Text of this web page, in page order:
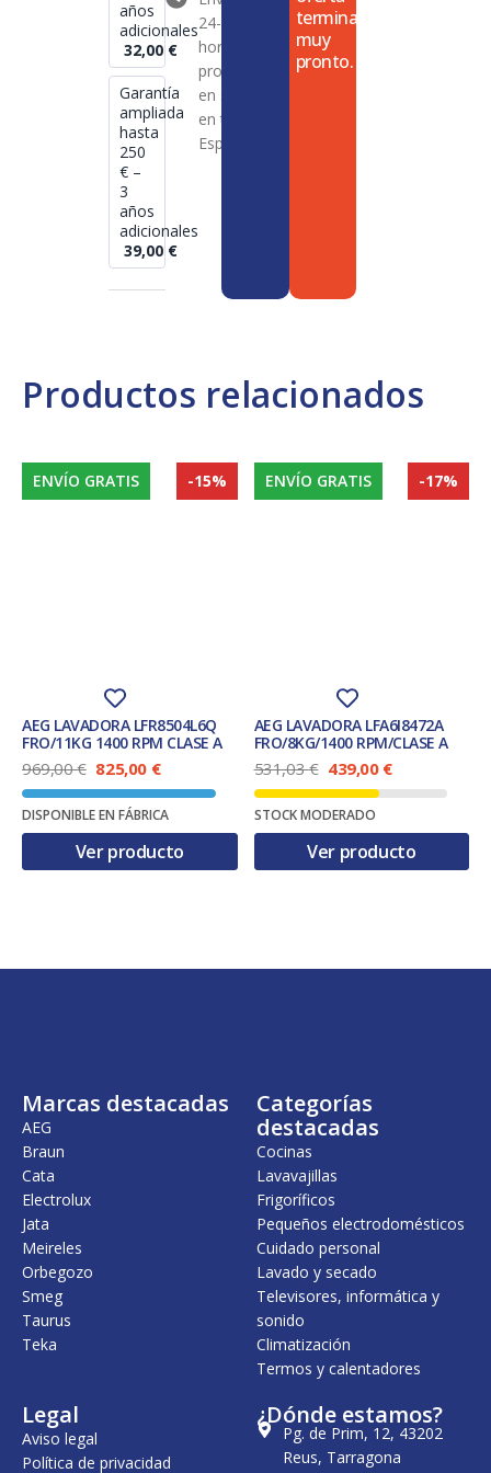
Productos relacionados
ENVÍO GRATIS -15%
AEG LAVADORA LFR8504L6Q
FRO/11KG 1400 RPM CLASE A
969,00€ E
l
p
r
c
g
a
825,00 €E
l
p
r
e
c
u
2
DISPONIBLE EN FÁBRICA
Ver producto
ENVÍO GRATIS -17%
AEG LAVADORA LFA6I8472A
FRO/8KG/1400 RPM/CLASE A
531,03€ E
l
p
r
c
g
a
:
5
1
,
3
€
.
439,00 €E
l
p
e
c
u
.
STOCK MODERADO
Ver producto
años
adicionales
32,00 €
Garantía
ampliada
hasta
250
€ –
3
años
adicionales
39,00 €
24-72
horas en
productos
en stock
en toda
España
termina
muy
pronto.
Marcas destacadas
AEG
Braun
Cata
Electrolux
Jata
Meireles
Orbegozo
Smeg
Taurus
Teka
Categorías
destacadas
Cocinas
Lavavajillas
Frigoríficos
Pequeños electrodomésticos
Cuidado personal
Lavado y secado
Televisores, informática y
sonido
Climatización
Termos y calentadores
Legal
Aviso legal
Política de privacidad
¿Dónde estamos?
Pg. de Prim, 12, 43202
Reus, Tarragona